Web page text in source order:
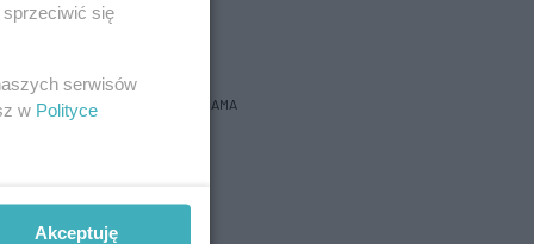
prognozę na 3 dni
REKLAMA
się
serwisów
w Polityce
Akceptuję